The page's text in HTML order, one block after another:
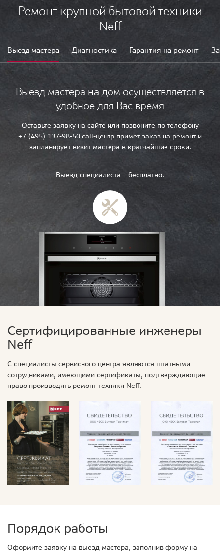
Ремонт крупной бытовой техники
Neff
Выезд мастера Диагностика Гарантия на ремонт
Выезд мастера на дом осуществляется в
удобное для Вас время
Оставьте заявку на сайте или позвоните по телефону
+7 (495) 137-98-50 call-центр примет заказ на ремонт и
запланирует визит мастера в кратчайшие сроки.
Выезд специалиста — бесплатно.
Сертифицированные инженеры
Neff
С специалисты сервисного центра являются штатными
сотрудниками, имеющими сертификаты, подтверждающие
право производить ремонт техники Neff.
Порядок работы
Оформите заявку на выезд мастера, заполнив форму на